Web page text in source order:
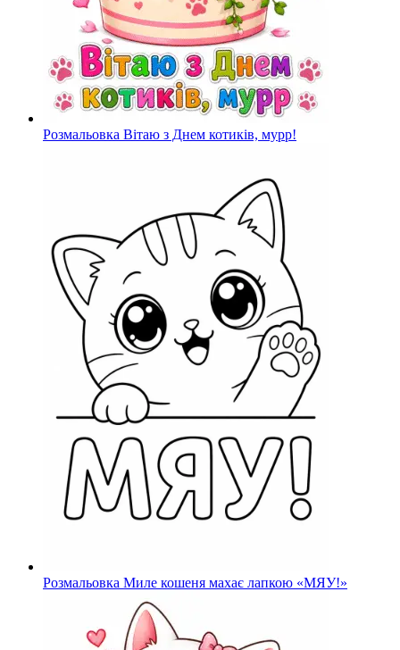
Розмальовка Вітаю з Днем котиків, мурр!
Розмальовка Миле кошеня махає лапкою «МЯУ!»